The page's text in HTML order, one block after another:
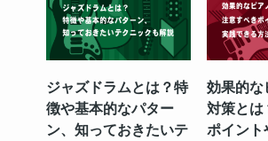
ジャズドラムとは？特
徴や基本的なパター
ン、知っておきたいテ
効果的な
対策とは
ポイント